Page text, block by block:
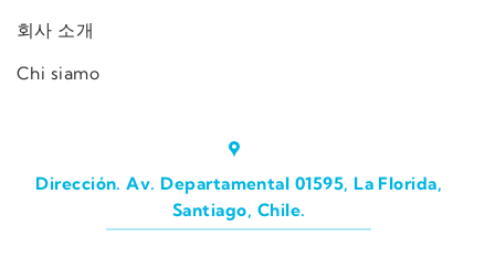
회사 소개
Chi siamo
Dirección. Av. Departamental 01595, La Florida,
Santiago, Chile.